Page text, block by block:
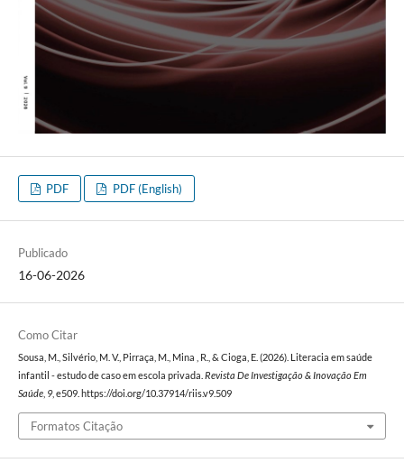
PDF PDF (English)
Publicado
16-06-2026
Como Citar
Sousa, M., Silvério, M. V., Pirraça, M., Mina , R., & Cioga, E. (2026). Literacia em saúde
infantil - estudo de caso em escola privada. Revista De Investigação & Inovação Em
Saúde, 9, e509. https://doi.org/10.37914/riis.v9.509
Formatos Citação